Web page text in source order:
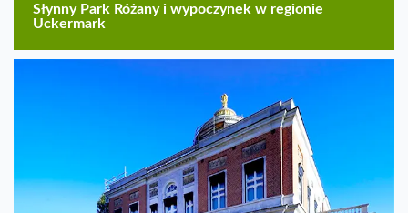
Słynny Park Różany i wypoczynek w regionie
Uckermark